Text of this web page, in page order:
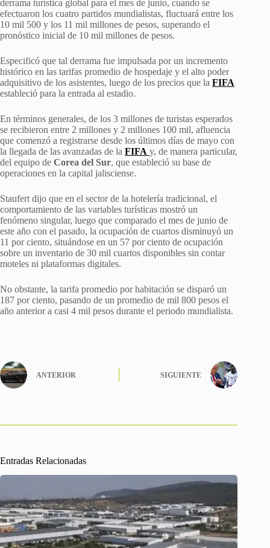
derrama turística global para el mes de junio, cuando se
efectuaron los cuatro partidos mundialistas, fluctuará entre los
10 mil 500 y los 11 mil millones de pesos, superando el
pronóstico inicial de 10 mil millones de pesos.
Especificó que tal derrama fue impulsada por un incremento
histórico en las tarifas promedio de hospedaje y el alto poder
adquisitivo de los asistentes, luego de los precios que la FIFA
estableció para la entrada al estadio.
En términos generales, de los 3 millones de turistas esperados
se recibieron entre 2 millones y 2 millones 100 mil, afluencia
que comenzó a registrarse desde los últimos días de mayo con
la llegada de las avanzadas de la FIFA y, de manera particular,
del equipo de Corea del Sur, que estableció su base de
operaciones en la capital jalisciense.
Staufert dijo que en el sector de la hotelería tradicional, el
comportamiento de las variables turísticas mostró un
fenómeno singular, luego que comparado el mes de junio de
este año con el pasado, la ocupación de cuartos disminuyó un
11 por ciento, situándose en un 57 por ciento de ocupación
sobre un inventario de 30 mil cuartos disponibles sin contar
moteles ni plataformas digitales.
No obstante, la tarifa promedio por habitación se disparó un
187 por ciento, pasando de un promedio de mil 800 pesos el
año anterior a casi 4 mil pesos durante el periodo mundialista.
ANTERIOR SIGUIENTE
Entradas Relacionadas